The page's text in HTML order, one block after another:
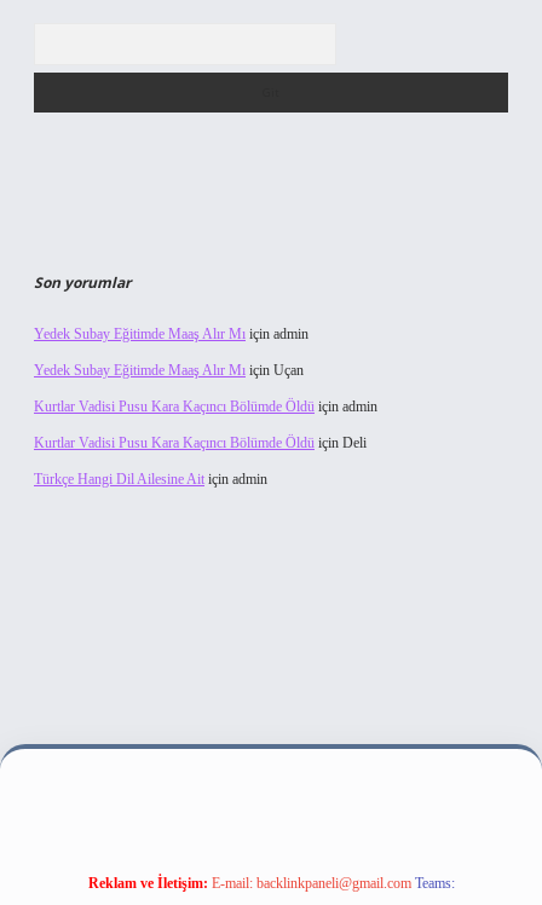
Son yorumlar
Yedek Subay Eğitimde Maaş Alır Mı için admin
Yedek Subay Eğitimde Maaş Alır Mı için Uçan
Kurtlar Vadisi Pusu Kara Kaçıncı Bölümde Öldü için admin
Kurtlar Vadisi Pusu Kara Kaçıncı Bölümde Öldü için Deli
Türkçe Hangi Dil Ailesine Ait için admin
Reklam ve İletişim: E-mail: backlinkpaneli@gmail.com Teams: